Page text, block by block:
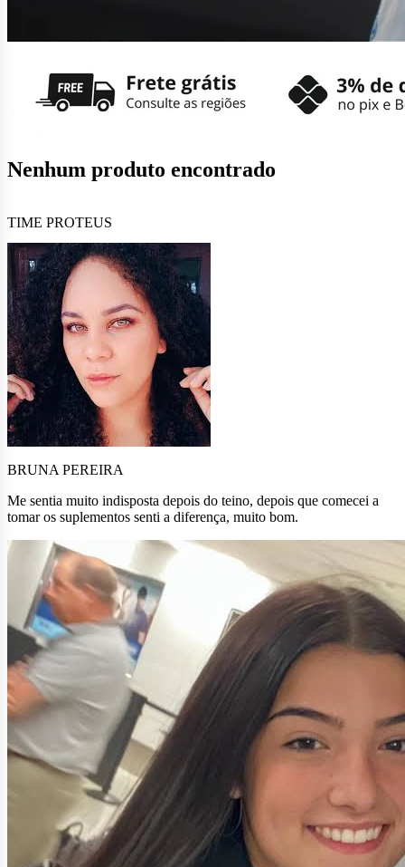
Nenhum produto encontrado
TIME PROTEUS
BRUNA PEREIRA
Me sentia muito indisposta depois do teino, depois que comecei a
tomar os suplementos senti a diferença, muito bom.